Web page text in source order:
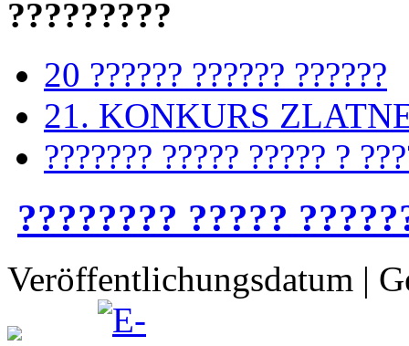
?????????
20 ?????? ?????? ??????
21. KONKURS
??????? ????? ????? ?
???????? ?????
Veröffentlichungsdatum |